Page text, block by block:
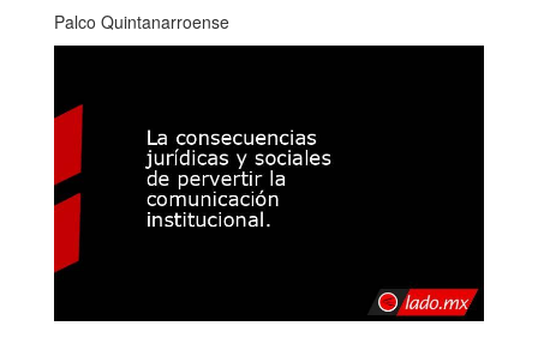
Palco Quintanarroense